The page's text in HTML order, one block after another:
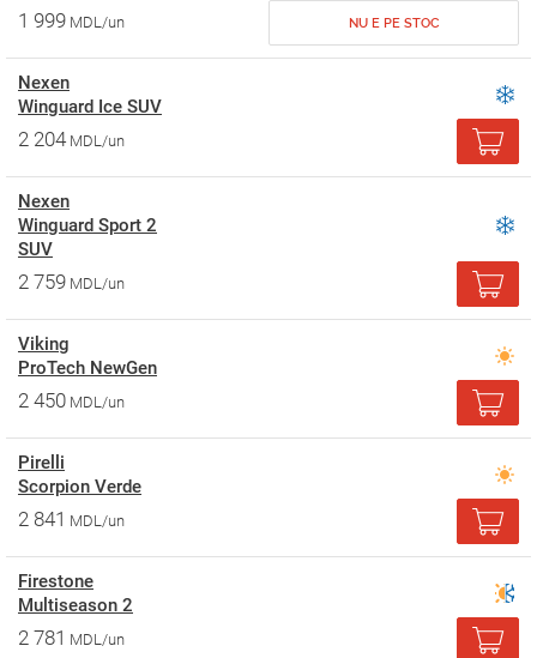
1 999 MDL/un NU E PE STOC
Nexen
Winguard Ice SUV
2 204 MDL/un
Nexen
Winguard Sport 2
SUV
2 759 MDL/un
Viking
ProTech NewGen
2 450 MDL/un
Pirelli
Scorpion Verde
2 841 MDL/un
Firestone
Multiseason 2
2 781 MDL/un